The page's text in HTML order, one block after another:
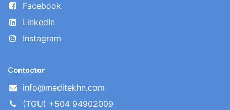
Facebook
LinkedIn
Instagram
Contactar
info@meditekhn.com
(TGU) +504 94902009